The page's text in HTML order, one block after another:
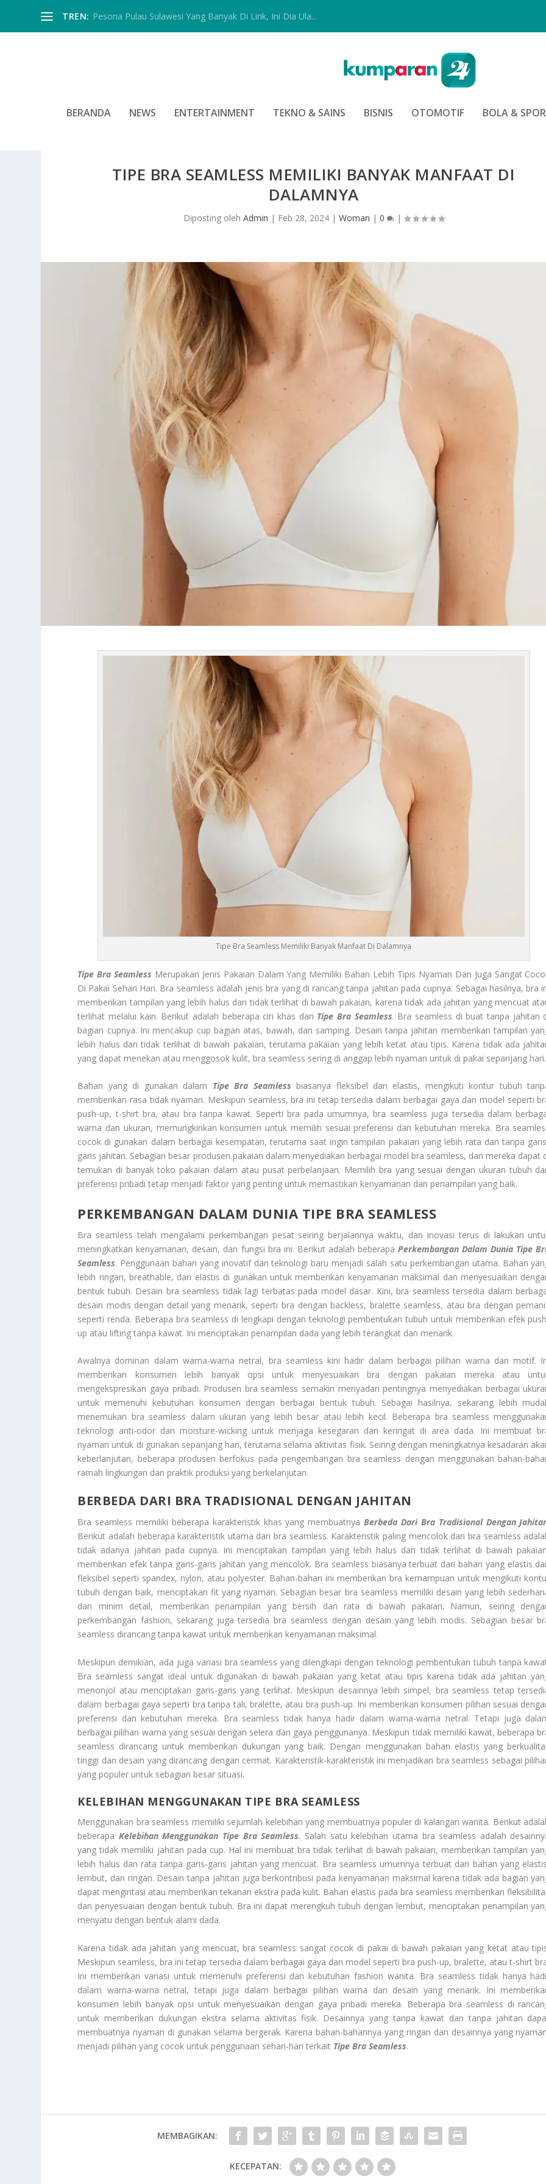
TREN: Pesona Pulau Sulawesi Yang Banyak Di Lirik, Ini Dia Ula...
BERANDA NEWS ENTERTAINMENT TEKNO & SAINS BISNIS OTOMOTIF BOLA &
TIPE BRA SEAMLESS MEMILIKI BANYAK MANFAAT DI
DALAMNYA
Diposting oleh Admin | Feb 28, 2024| Woman | 0 |
Tipe Bra Seamless Memiliki Banyak Manfaat Di Dalamnya
Tipe Bra Seamless Merupakan Jenis Pakaian Dalam Yang Memiliki Bahan Lebih Tipis Nyaman Dan Juga Sangat
Di Pakai Sehari Hari. Bra seamless adalah jenis bra yang di rancang tanpa jahitan pada cupnya. Sebagai hasilnya, bra
memberikan tampilan yang lebih halus dan tidak terlihat di bawah pakaian, karena tidak ada jahitan yang mencuat
terlihat melalui kain. Berikut adalah beberapa ciri khas dari Tipe Bra Seamless. Bra seamless di buat tanpa jahitan
bagian cupnya. Ini mencakup cup bagian atas, bawah, dan samping. Desain tanpa jahitan memberikan tampilan
lebih halus dan tidak terlihat di bawah pakaian, terutama pakaian yang lebih ketat atau tipis. Karena tidak ada
yang dapat menekan atau menggosok kulit, bra seamless sering di anggap lebih nyaman untuk di pakai sepanjang hari.
Bahan yang di gunakan dalam Tipe Bra Seamless biasanya fleksibel dan elastis, mengikuti kontur tubuh
memberikan rasa tidak nyaman. Meskipun seamless, bra ini tetap tersedia dalam berbagai gaya dan model seperti
push-up, t-shirt bra, atau bra tanpa kawat. Seperti bra pada umumnya, bra seamless juga tersedia dalam
warna dan ukuran, memungkinkan konsumen untuk memilih sesuai preferensi dan kebutuhan mereka. Bra
cocok di gunakan dalam berbagai kesempatan, terutama saat ingin tampilan pakaian yang lebih rata dan tanpa
garis jahitan. Sebagian besar produsen pakaian dalam menyediakan berbagai model bra seamless, dan mereka dapat
temukan di banyak toko pakaian dalam atau pusat perbelanjaan. Memilih bra yang sesuai dengan ukuran tubuh
preferensi pribadi tetap menjadi faktor yang penting untuk memastikan kenyamanan dan penampilan yang baik.
PERKEMBANGAN DALAM DUNIA TIPE BRA SEAMLESS
Bra seamless telah mengalami perkembangan pesat seiring berjalannya waktu, dan inovasi terus di lakukan
meningkatkan kenyamanan, desain, dan fungsi bra ini. Berikut adalah beberapaPerkembangan Dalam Dunia Tipe
Seamless. Penggunaan bahan yang inovatif dan teknologi baru menjadi salah satu perkembangan utama. Bahan
lebih ringan, breathable, dan elastis di gunakan untuk memberikan kenyamanan maksimal dan menyesuaikan
bentuk tubuh. Desain bra seamless tidak lagi terbatas pada model dasar. Kini, bra seamless tersedia dalam
desain modis dengan detail yang menarik, seperti bra dengan backless, bralette seamless, atau bra dengan
seperti renda. Beberapa bra seamless di lengkapi dengan teknologi pembentukan tubuh untuk memberikan efek
up atau lifting tanpa kawat. Ini menciptakan penampilan dada yang lebih terangkat dan menarik.
Awalnya dominan dalam warna-warna netral, bra seamless kini hadir dalam berbagai pilihan warna dan motif.
memberikan konsumen lebih banyak opsi untuk menyesuaikan bra dengan pakaian mereka atau
mengekspresikan gaya pribadi. Produsen bra seamless semakin menyadari pentingnya menyediakan berbagai
untuk memenuhi kebutuhan konsumen dengan berbagai bentuk tubuh. Sebagai hasilnya, sekarang lebih
menemukan bra seamless dalam ukuran yang lebih besar atau lebih kecil. Beberapa bra seamless
teknologi anti-odor dan moisture-wicking untuk menjaga kesegaran dan keringat di area dada. Ini membuat
nyaman untuk di gunakan sepanjang hari, terutama selama aktivitas fisik. Seiring dengan meningkatnya kesadaran
keberlanjutan, beberapa produsen berfokus pada pengembangan bra seamless dengan menggunakan bahan-
ramah lingkungan dan praktik produksi yang berkelanjutan.
BERBEDA DARI BRA TRADISIONAL DENGAN JAHITAN
Bra seamless memiliki beberapa karakteristik khas yang membuatnyaBerbeda Dari Bra Tradisional Dengan
Berikut adalah beberapa karakteristik utama dari bra seamless. Karakteristik paling mencolok dari bra seamless
tidak adanya jahitan pada cupnya. Ini menciptakan tampilan yang lebih halus dan tidak terlihat di bawah
memberikan efek tanpa garis-garis jahitan yang mencolok. Bra seamless biasanya terbuat dari bahan yang elastis
fleksibel seperti spandex, nylon, atau polyester. Bahan-bahan ini memberikan bra kemampuan untuk mengikuti
tubuh dengan baik, menciptakan fit yang nyaman. Sebagian besar bra seamless memiliki desain yang lebih
dan minim detail, memberikan penampilan yang bersih dan rata di bawah pakaian. Namun, seiring
perkembangan fashion, sekarang juga tersedia bra seamless dengan desain yang lebih modis. Sebagian besar
seamless dirancang tanpa kawat untuk memberikan kenyamanan maksimal.
Meskipun demikian, ada juga variasi bra seamless yang dilengkapi dengan teknologi pembentukan tubuh tanpa
Bra seamless sangat ideal untuk digunakan di bawah pakaian yang ketat atau tipis karena tidak ada jahitan
menonjol atau menciptakan garis-garis yang terlihat. Meskipun desainnya lebih simpel, bra seamless tetap
dalam berbagai gaya seperti bra tanpa tali, bralette, atau bra push-up. Ini memberikan konsumen pilihan sesuai
preferensi dan kebutuhan mereka. Bra seamless tidak hanya hadir dalam warna-warna netral. Tetapi juga
berbagai pilihan warna yang sesuai dengan selera dan gaya penggunanya. Meskipun tidak memiliki kawat, beberapa
seamless dirancang untuk memberikan dukungan yang baik. Dengan menggunakan bahan elastis yang
tinggi dan desain yang dirancang dengan cermat. Karakteristik-karakteristik ini menjadikan bra seamless sebagai
yang populer untuk sebagian besar situasi.
KELEBIHAN MENGGUNAKAN TIPE BRA SEAMLESS
Menggunakan bra seamless memiliki sejumlah kelebihan yang membuatnya populer di kalangan wanita. Berikut
beberapa Kelebihan Menggunakan Tipe Bra Seamless. Salah satu kelebihan utama bra seamless adalah
yang tidak memiliki jahitan pada cup. Hal ini membuat bra tidak terlihat di bawah pakaian, memberikan tampilan
lebih halus dan rata tanpa garis-garis jahitan yang mencuat. Bra seamless umumnya terbuat dari bahan yang
lembut, dan ringan. Desain tanpa jahitan juga berkontribusi pada kenyamanan maksimal karena tidak ada bagian
dapat mengiritasi atau memberikan tekanan ekstra pada kulit. Bahan elastis pada bra seamless memberikan
dan penyesuaian dengan bentuk tubuh. Bra ini dapat merengkuh tubuh dengan lembut, menciptakan penampilan
menyatu dengan bentuk alami dada.
Karena tidak ada jahitan yang mencuat, bra seamless sangat cocok di pakai di bawah pakaian yang ketat atau
Meskipun seamless, bra ini tetap tersedia dalam berbagai gaya dan model seperti bra push-up, bralette, atau t-shirt
Ini memberikan variasi untuk memenuhi preferensi dan kebutuhan fashion wanita. Bra seamless tidak hanya
dalam warna-warna netral, tetapi juga dalam berbagai pilihan warna dan desain yang menarik. Ini
konsumen lebih banyak opsi untuk menyesuaikan dengan gaya pribadi mereka. Beberapa bra seamless di
untuk memberikan dukungan ekstra selama aktivitas fisik. Desainnya yang tanpa kawat dan tanpa jahitan
membuatnya nyaman di gunakan selama bergerak. Karena bahan-bahannya yang ringan dan desainnya yang
menjadi pilihan yang cocok untuk penggunaan sehari-hari terkait Tipe Bra Seamless.
MEMBAGIKAN:
KECEPATAN: